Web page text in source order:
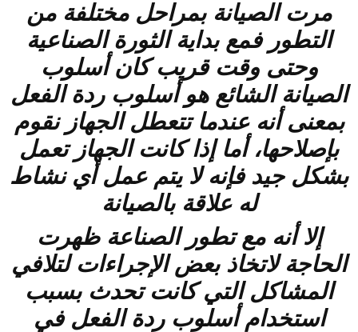
مرت الصيانة بمراحل مختلفة من
التطور فمع بداية الثورة الصناعية
وحتى وقت قريب كان أسلوب
الصيانة الشائع هو أسلوب ردة الفعل
بمعنى أنه عندما تتعطل الجهاز نقوم
بإصلاحها، أما إذا كانت الجهاز تعمل
بشكل جيد فإنه لا يتم عمل أي نشاط
له علاقة بالصيانة
إلا أنه مع تطور الصناعة ظهرت
الحاجة لاتخاذ بعض الإجراءات لتلافي
المشاكل التي كانت تحدث بسبب
استخدام أسلوب ردة الفعل في